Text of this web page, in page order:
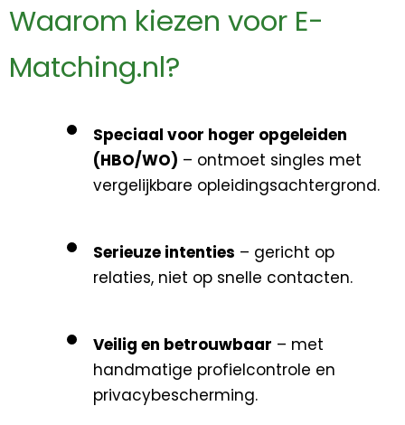
Waarom kiezen voor E-
Matching.nl?
Speciaal voor hoger opgeleiden
(HBO/WO) – ontmoet singles met
vergelijkbare opleidingsachtergrond.
Serieuze intenties – gericht op
relaties, niet op snelle contacten.
Veilig en betrouwbaar – met
handmatige profielcontrole en
privacybescherming.